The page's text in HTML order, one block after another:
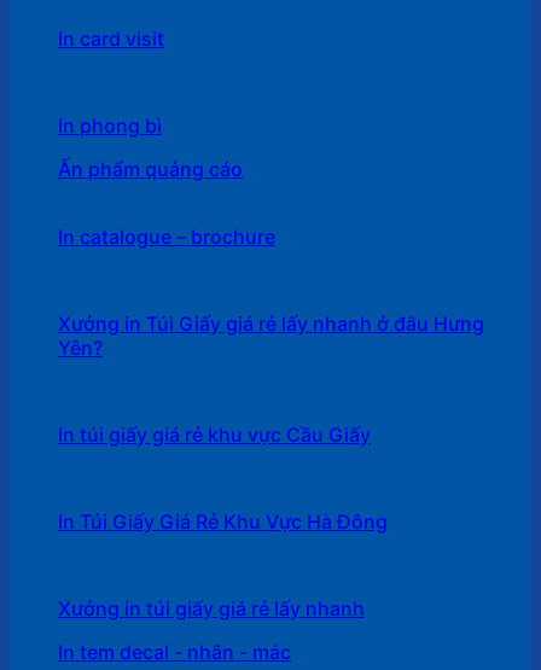
In card visit
In phong bì
Ấn phẩm quảng cáo
In catalogue – brochure
Xưởng in Túi Giấy giá rẻ lấy nhanh ở đâu Hưng
Yên?
In túi giấy giá rẻ khu vực Cầu Giấy
In Túi Giấy Giá Rẻ Khu Vực Hà Đông
Xưởng in túi giấy giá rẻ lấy nhanh
In tem decal - nhãn - mác